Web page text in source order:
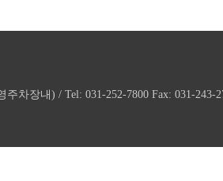
차장내) / Tel: 031-252-7800 Fax: 031-243-